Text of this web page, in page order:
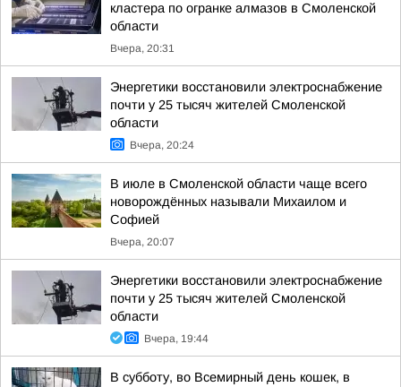
кластера по огранке алмазов в Смоленской
области
Вчера, 20:31
Энергетики восстановили электроснабжение
почти у 25 тысяч жителей Смоленской
области
Вчера, 20:24
В июле в Смоленской области чаще всего
новорождённых называли Михаилом и
Софией
Вчера, 20:07
Энергетики восстановили электроснабжение
почти у 25 тысяч жителей Смоленской
области
Вчера, 19:44
В субботу, во Всемирный день кошек, в